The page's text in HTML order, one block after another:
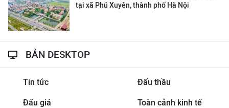
tại xã Phú Xuyên, thành phố Hà Nội
BẢN DESKTOP
Tin tức Đấu thầu
Đấu giá Toàn cảnh kinh tế